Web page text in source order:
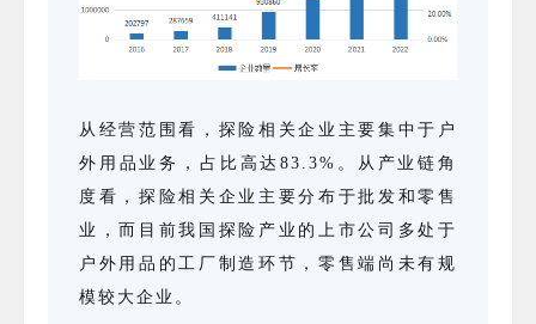
从经营范围看，探险相关企业主要集中于户
外用品业务，占比高达83.3%。从产业链角
度看，探险相关企业主要分布于批发和零售
业，而目前我国探险产业的上市公司多处于
户外用品的工厂制造环节，零售端尚未有规
模较大企业。